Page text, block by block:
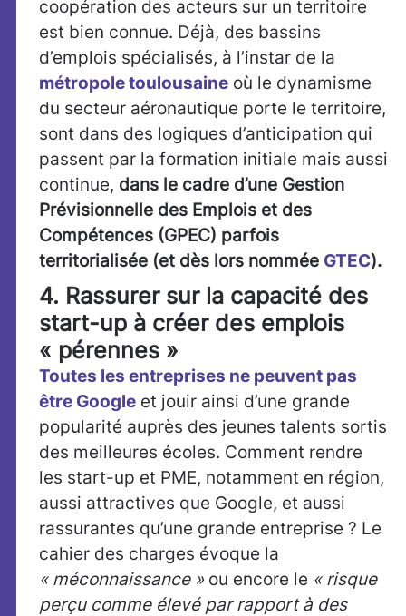
coopération des acteurs sur un territoire
est bien connue. Déjà, des bassins
d’emplois spécialisés, à l’instar de la
métropole toulousaine où le dynamisme
du secteur aéronautique porte le territoire,
sont dans des logiques d’anticipation qui
passent par la formation initiale mais aussi
continue, dans le cadre d’une Gestion
Prévisionnelle des Emplois et des
Compétences (GPEC) parfois
territorialisée (et dès lors nommée GTEC).
4. Rassurer sur la capacité des
start-up à créer des emplois
« pérennes »
Toutes les entreprises ne peuvent pas
être Google et jouir ainsi d’une grande
popularité auprès des jeunes talents sortis
des meilleures écoles. Comment rendre
les start-up et PME, notamment en région,
aussi attractives que Google, et aussi
rassurantes qu’une grande entreprise ? Le
cahier des charges évoque la
« méconnaissance »ou encore le « risque
perçu comme élevé par rapport à des